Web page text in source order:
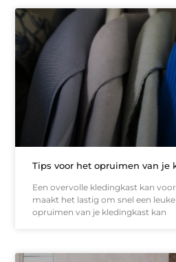
Tips voor het opruimen van je
Een overvolle kledingkast kan
maakt het lastig om snel een
opruimen van je kledingkast kan